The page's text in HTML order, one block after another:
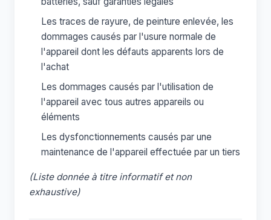
Les traces de rayure, de peinture enlevée, les
dommages causés par l'usure normale de
l'appareil dont les défauts apparents lors de
l'achat
Les dommages causés par l'utilisation de
l'appareil avec tous autres appareils ou
éléments
Les dysfonctionnements causés par une
maintenance de l'appareil effectuée par un tiers
(Liste donnée à titre informatif et non
exhaustive)